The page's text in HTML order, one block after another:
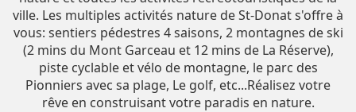
ville. Les multiples activités nature de St-Donat s'offre à
vous: sentiers pédestres 4 saisons, 2 montagnes de ski
(2 mins du Mont Garceau et 12 mins de La Réserve),
piste cyclable et vélo de montagne, le parc des
Pionniers avec sa plage, Le golf, etc...Réalisez votre
rêve en construisant votre paradis en nature.